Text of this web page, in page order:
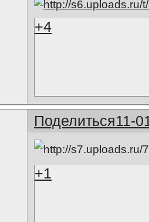
+4
Поделиться11-
+1